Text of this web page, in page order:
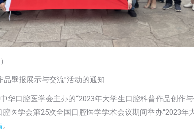
壁报展示与交流”活动的通知
华口腔医学会主办的“2023年大学生口腔科普作品创作
医学会第25次全国口腔医学学术会议期间举办“2023年
。